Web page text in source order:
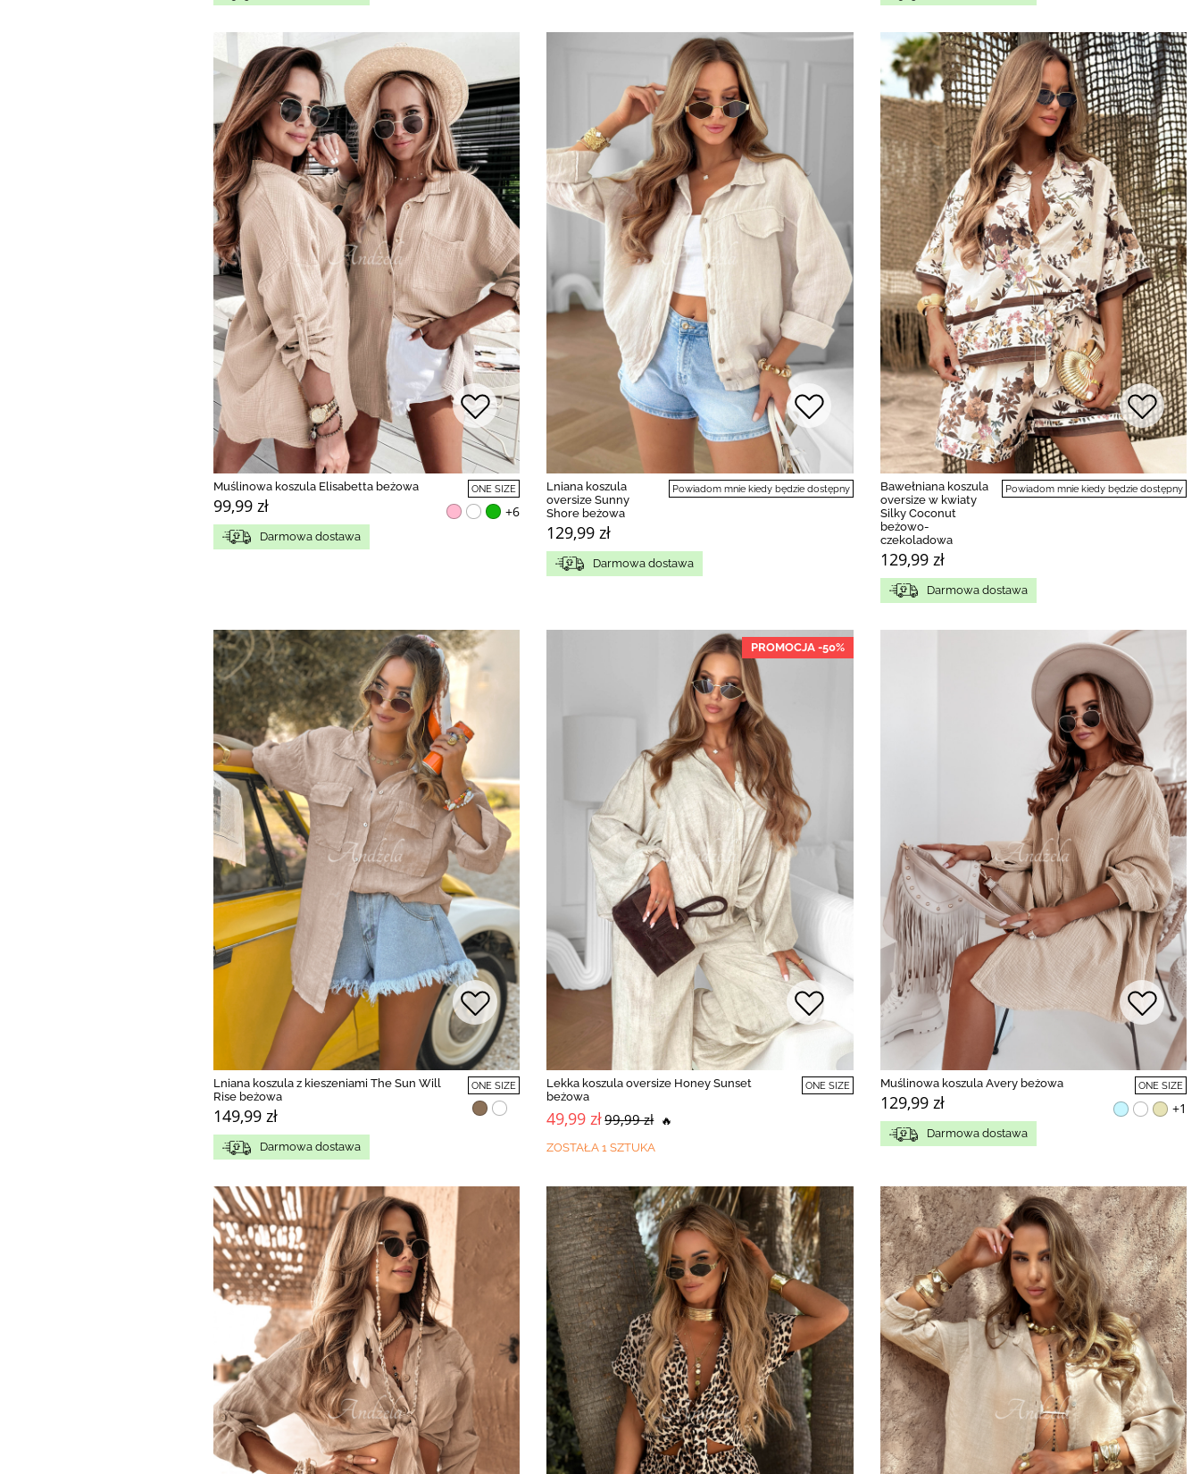
Muślinowa koszula Elisabetta beżowa
99,99 zł
ONE SIZE
+6
Darmowa dostawa
Lniana koszula
oversize Sunny
Shore beżowa
129,99 zł
Powiadom mnie kiedy będzie dostępny
Darmowa dostawa
Bawełniana koszula
oversize w kwiaty
Silky Coconut
beżowo-
czekoladowa
129,99 zł
Powiadom mnie kiedy będzie dostępny
Darmowa dostawa
Lniana koszula z kieszeniami The Sun Will
Rise beżowa
149,99 zł
ONE SIZE
Darmowa dostawa
PROMOCJA -50%
Lekka koszula oversize Honey Sunset
beżowa
49,99 zł99,99 zł 🔥
ONE SIZE
ZOSTAŁA 1 SZTUKA
Muślinowa koszula Avery beżowa
129,99 zł
ONE SIZE
+1
Darmowa dostawa